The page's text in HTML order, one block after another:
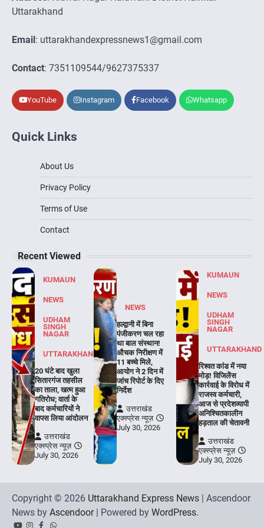
Uttarakhand
Email : uttarakhandexpressnews1@gmail.com
Contact: 7351109544/9627375337
YouTube Instagram Facebook Whatsapp
Quick Links
About Us
Privacy Policy
Terms of Use
Contact
Recent Viewed
KUMAUN
NEWS
UDHAM
SINGH
NAGAR
UTTARAKHAND
20 घंटे बाद खुला
सितारगंज तहसील
का ताला, खत्म हुआ
गतिरोध; वार्ता के
बाद कर्मचारियों ने
वापस लिया आंदोलन
उत्तराखंड
एक्स्प्रेस न्यूज़
July 30, 2026
NEWS
हल्द्वानी में बिना
पंजीकरण चल रहा
था बाल संस्थान!
औचक निरीक्षण में
11 बच्चे मिले,
आयोग ने 2 दिन में
जांच रिपोर्ट के दिए
निर्देश
उत्तराखंड
एक्स्प्रेस न्यूज़
July 30, 2026
KUMAUN
NEWS
UDHAM
SINGH
NAGAR
UTTARAKHAND
रिश्वत कांड में नया
मोड़! विजिलेंस
कार्रवाई के विरोध में
राजस्व कर्मचारी,
आज से प्रदेशव्यापी
अनिश्चितकालीन
हड़ताल की चेतावनी
उत्तराखंड
एक्स्प्रेस न्यूज़
July 30, 2026
Copyright © 2026 Uttarakhand Express News | Ascendoor
News by Ascendoor| Powered by WordPress.